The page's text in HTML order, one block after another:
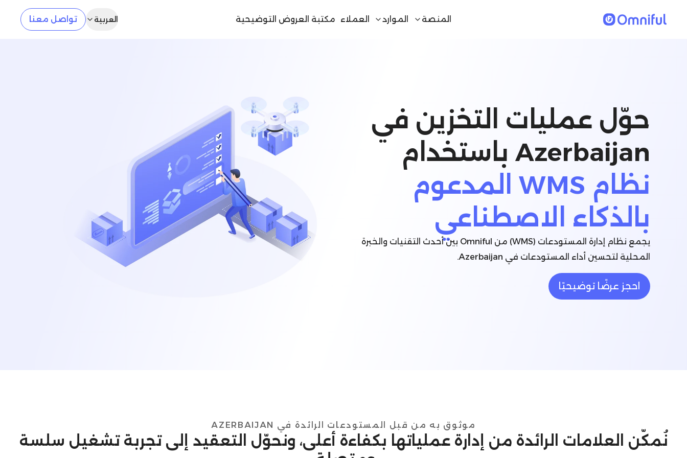
المنصة الموارد العملاء مكتبة العروض التوضيحية العربية تواصل معنا
حوّل عمليات التخزين في
Azerbaijan باستخدام
نظام WMS المدعوم
بالذكاء الاصطناعي
يجمع نظام إدارة المستودعات (WMS) من Omniful بين أحدث التقنيات والخبرة
المحلية لتحسين أداء المستودعات في Azerbaijan.
احجز عرضًا توضيحيًا
موثوق به من قبل المستودعات الرائدة في AZERBAIJAN
نُمكّن العلامات الرائدة من إدارة عملياتها بكفاءة أعلى، ونحوّل التعقيد إلى تجربة تشغيل سلسة